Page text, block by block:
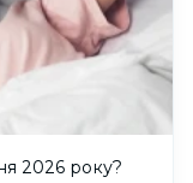
2026 року?